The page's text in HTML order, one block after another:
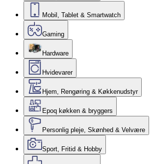
Mobil, Tablet & Smartwatch
Gaming
Hardware
Hvidevarer
Hjem, Rengøring & Køkkenudstyr
Epoq køkken & bryggers
Personlig pleje, Skønhed & Velvære
Sport, Fritid & Hobby